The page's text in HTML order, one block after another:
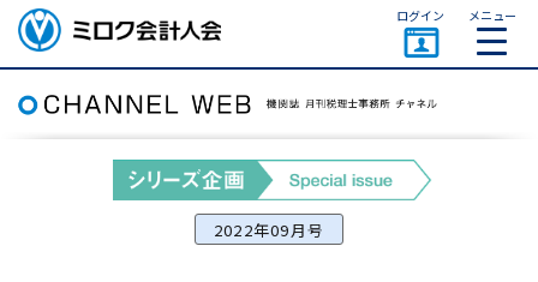
ミロク会計人会 MIROKU
ACCOUNTING PERSON
ASSOCIATION
ログイン メニュー
2022年09月号